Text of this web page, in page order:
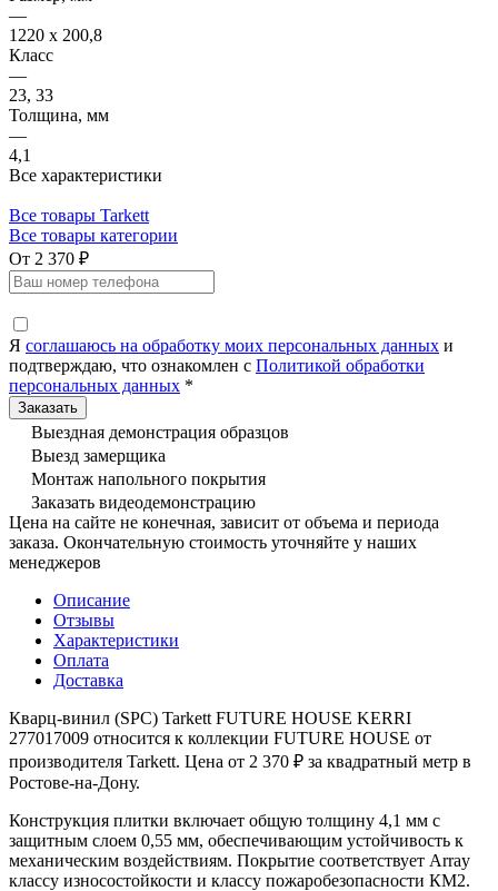
—
1220 x 200,8
Класс
—
23, 33
Толщина, мм
—
4,1
Все характеристики
Все товары Tarkett
Все товары категории
От 2 370 ₽
Я соглашаюсь на обработку моих персональных данных и
подтверждаю, что ознакомлен с Политикой обработки
персональных данных *
Выездная демонстрация образцов
Выезд замерщика
Монтаж напольного покрытия
Заказать видеодемонстрацию
Цена на сайте не конечная, зависит от объема и периода
заказа. Окончательную стоимость уточняйте у наших
менеджеров
Описание
Отзывы
Характеристики
Оплата
Доставка
Кварц-винил (SPC) Tarkett FUTURE HOUSE KERRI
277017009 относится к коллекции FUTURE HOUSE от
производителя Tarkett. Цена от 2 370 ₽ за квадратный метр в
Ростове-на-Дону.
Конструкция плитки включает общую толщину 4,1 мм с
защитным слоем 0,55 мм, обеспечивающим устойчивость к
механическим воздействиям. Покрытие соответствует Array
классу износостойкости и классу пожаробезопасности КМ2.